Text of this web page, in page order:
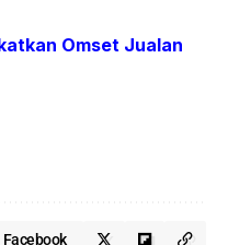
Omset Jualan
Facebook